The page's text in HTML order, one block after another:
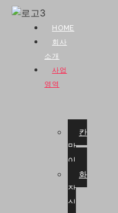
HOME
회사
소개
사업
영역
칸
막
이
화
장
실